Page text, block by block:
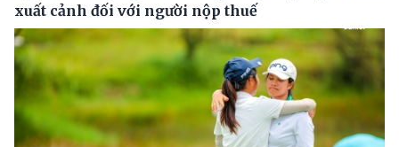
xuất cảnh đối với người nộp thuế